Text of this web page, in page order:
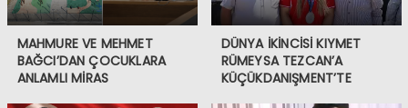
MAHMURE VE MEHMET
BAĞCI’DAN ÇOCUKLARA
ANLAMLI MİRAS
DÜNYA İKİNCİSİ KIYMET
RÜMEYSA TEZCAN’A
KÜÇÜKDANIŞMENT’TE